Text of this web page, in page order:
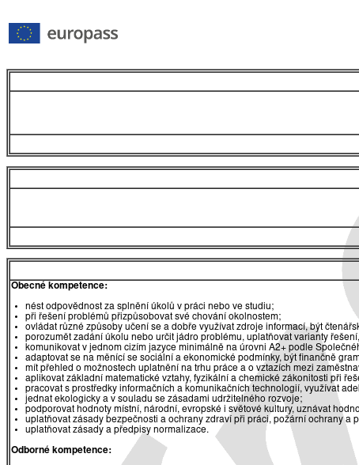
Obecné kompetence:
nést odpovědnost za splnění úkolů v práci nebo ve studiu;
při řešení problémů přizpůsobovat své chování okolnostem;
ovládat různé způsoby učení se a dobře využívat zdroje informací, být
porozumět zadání úkolu nebo určit jádro problému, uplatňovat varianty
komunikovat v jednom cizím jazyce minimálně na úrovni A2+ podle
adaptovat se na měnící se sociální a ekonomické podmínky, být finančně
mít přehled o možnostech uplatnění na trhu práce a o vztazích mezi
aplikovat základní matematické vztahy, fyzikální a chemické zákonitosti při
pracovat s prostředky informačních a komunikačních technologií, využívat
jednat ekologicky a v souladu se zásadami udržitelného rozvoje;
podporovat hodnoty místní, národní, evropské i světové kultury, uznávat
uplatňovat zásady bezpečnosti a ochrany zdraví při práci, požární ochrany a
uplatňovat zásady a předpisy normalizace.
Odborné kompetence: